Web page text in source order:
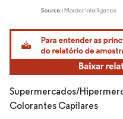
Imagem © Mordor Intelligence. O
Supermercados/
Colorantes Capilares